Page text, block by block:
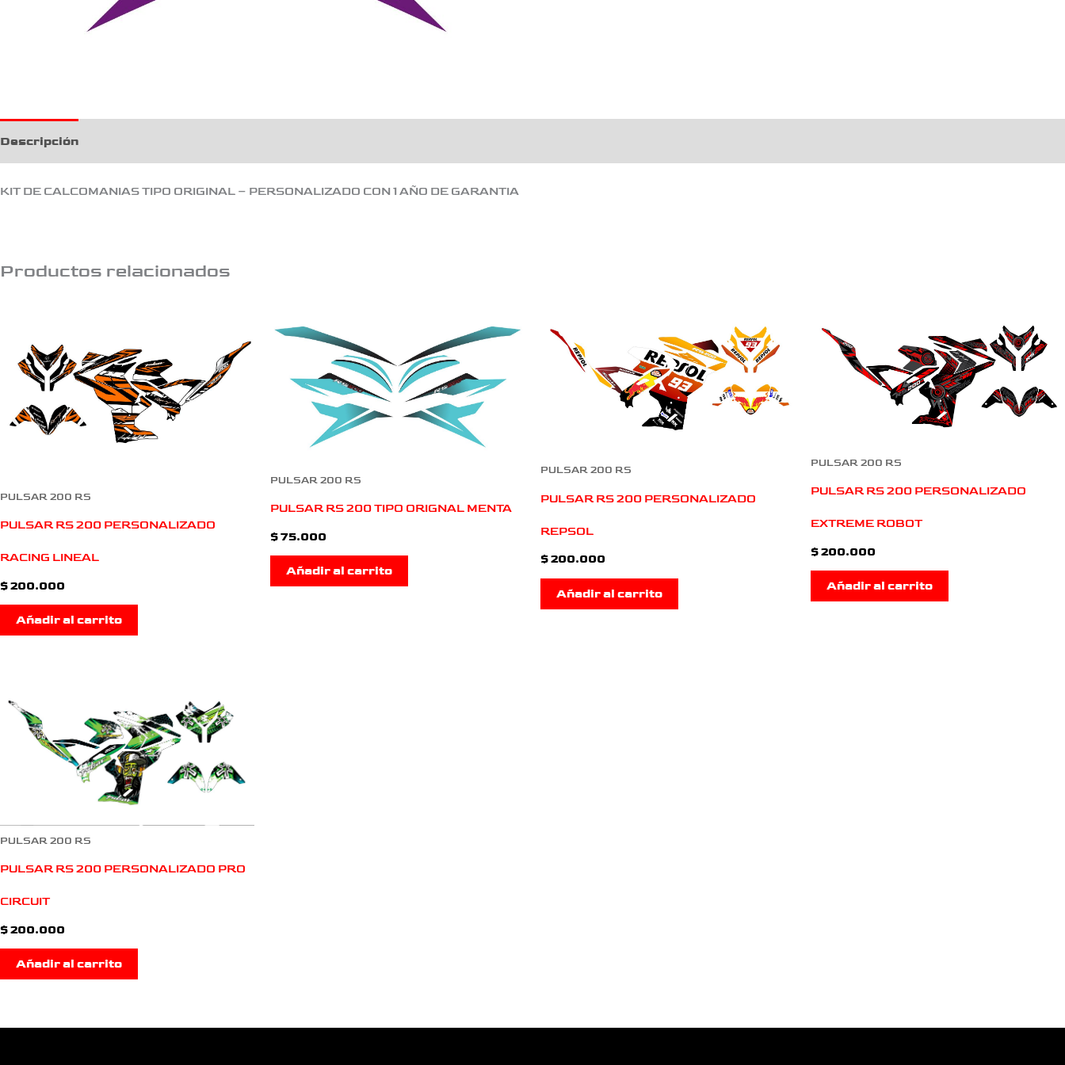
Descripción
KIT DE CALCOMANIAS TIPO ORIGINAL – PERSONALIZADO CON 1 AÑO DE GARANTIA
Productos relacionados
PULSAR 200 RS
PULSAR RS 200 PERSONALIZADO
RACING LINEAL
$200.000
Añadir al carrito
PULSAR 200 RS
PULSAR RS 200 TIPO ORIGNAL MENTA
$75.000
Añadir al carrito
PULSAR 200 RS
PULSAR RS 200 PERSONALIZADO
REPSOL
$200.000
Añadir al carrito
PULSAR 200 RS
PULSAR RS 200 PERSONALIZADO
EXTREME ROBOT
$200.000
Añadir al carrito
PULSAR 200 RS
PULSAR RS 200 PERSONALIZADO PRO
CIRCUIT
$200.000
Añadir al carrito